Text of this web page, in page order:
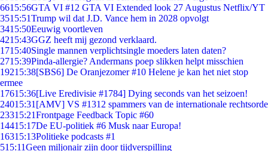
6615:56GTA VI #12 GTA VI Extended look 27 Augustus Netflix/YT
3515:51Trump wil dat J.D. Vance hem in 2028 opvolgt
3415:50Eeuwig voortleven
4215:43GGZ heeft mij gezond verklaard.
1715:40Single mannen verplichtsingle moeders laten daten?
2715:39Pinda-allergie? Andermans poep slikken helpt misschien
19215:38[SBS6] De Oranjezomer #10 Helene je kan het niet stop
ermee
17615:36[Live Eredivisie #1784] Dying seconds van het seizoen!
24015:31 [AMV] VS #1312 spammers van de internationale rechtsorde
23315:21Frontpage Feedback Topic #60
14415:17De EU-politiek #6 Musk naar Europa!
16315:13Politieke podcasts #1
515:11Geen miljonair zijn door tijdverspilling